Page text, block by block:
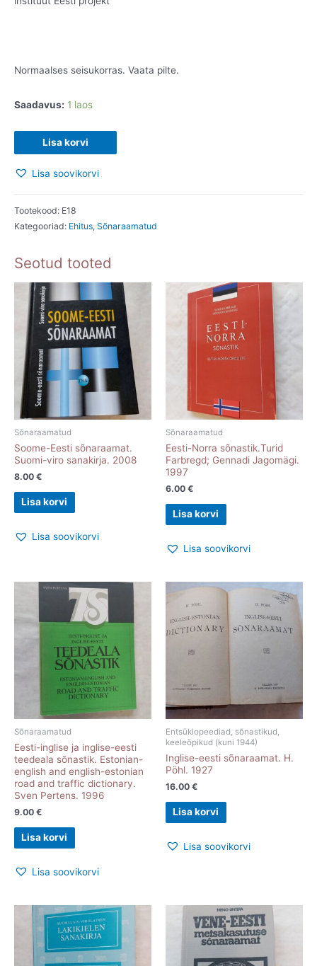
Normaalses seisukorras. Vaata pilte.
Saadavus: 1 laos
PROJEKTEERIMISE
OSKUSSÕNU
(EESTI-
kogus
Lisa korvi
Lisa soovikorvi
Tootekood: E18
Kategooriad: Ehitus, Sõnaraamatud
Seotud tooted
Sõnaraamatud
Soome-Eesti sõnaraamat.
Suomi-viro sanakirja. 2008
8.00 €
Lisa korvi
Lisa soovikorvi
Sõnaraamatud
Eesti-Norra sõnastik.Turid
Farbregd; Gennadi Jagomägi.
1997
6.00 €
Lisa korvi
Lisa soovikorvi
Sõnaraamatud
Eesti-inglise ja inglise-eesti
teedeala sõnastik. Estonian-
english and english-estonian
road and traffic dictionary.
Sven Pertens. 1996
9.00 €
Lisa korvi
Lisa soovikorvi
Entsüklopeediad, sõnastikud,
keeleõpikud (kuni 1944)
Inglise-eesti sõnaraamat. H.
Pöhl. 1927
16.00 €
Lisa korvi
Lisa soovikorvi